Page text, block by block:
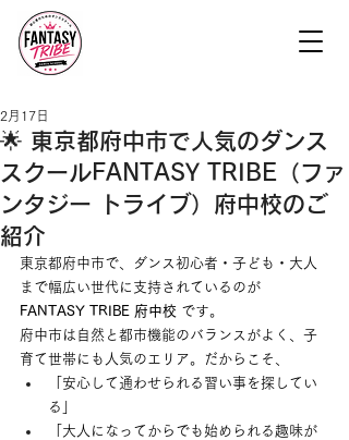
🌟 東京都府中市で人気のダンス
スクールFANTASY TRIBE（ファ
ンタジー トライブ）府中校のご
紹介
2月17日
東京都府中市で、ダンス初心者・子ども・大人
まで幅広い世代に支持されているのが
FANTASY TRIBE 府中校 です。
府中市は自然と都市機能のバランスがよく、子
育て世帯にも人気のエリア。だからこそ、
「安心して通わせられる習い事を探してい
る」
「大人になってからでも始められる趣味が